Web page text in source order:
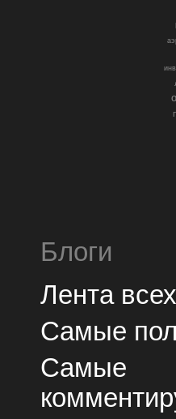
Блоги
Лента
Самые
Самые